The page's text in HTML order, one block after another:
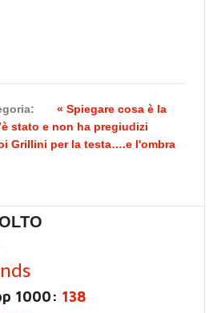
« Spiegare cosa è la
stato e non ha pregiudizi
Grillini per la testa….e l'ombra
1000: 138